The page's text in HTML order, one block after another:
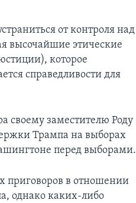
от контроля над
высочайшие этические
которое
справедливости для
своему заместителю Роду
Трампа на выборах
перед выборами.
приговоров в отношении
однако каких-либо